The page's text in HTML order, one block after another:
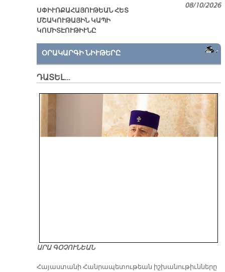
ՍՓԻՒՌՔԱՀԱՅՈՒԹԵԱՆ ՀԵՏ
ՄՇԱԿՈՒԹԱՅԻՆ ԿԱՊԻ
ԿՈՄԻՏԷՈՒԹԻՒՆԸ
08/10/2026
ՕՐԱԿԱՐԳԻ ՆԻՒԹԵՐԸ
ԴԱՏԵԼ…
ԱՐԱ ԳՕՉՈՒՆԵԱՆ
​Հայաստանի Հանրապետութեան իշխանութիւնները